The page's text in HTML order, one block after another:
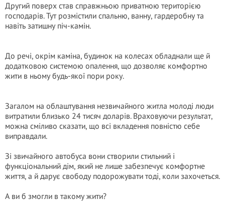
Другий поверх став справжньою приватною територією
господарів. Тут розмістили спальню, ванну, гардеробну та
навіть затишну піч-камін.
До речі, окрім каміна, будинок на колесах обладнали ще й
додатковою системою опалення, що дозволяє комфортно
жити в ньому будь-якої пори року.
Загалом на облаштування незвичайного житла молоді люди
витратили близько 24 тисяч доларів. Враховуючи результат,
можна сміливо сказати, що всі вкладення повністю себе
виправдали.
Зі звичайного автобуса вони створили стильний і
функціональний дім, який не лише забезпечує комфортне
життя, а й дарує свободу подорожувати тоді, коли захочеться.
А ви б змогли в такому жити?